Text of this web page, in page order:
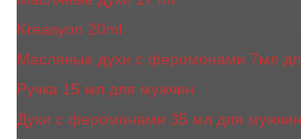
Kreasyon 20ml
Масляные духи c феромонами 7мл
Ручка 15 мл для мужчин
Духи с феромонами 35 мл для мужчин